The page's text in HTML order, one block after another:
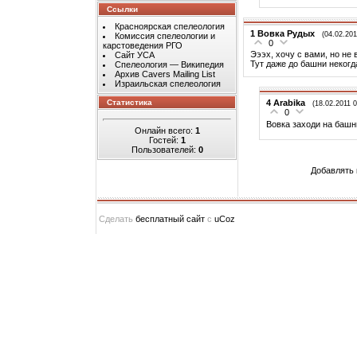
Ссылки
Красноярская спелеология
Комиссия спелеологии и
карстоведения РГО
Сайт УСА
Спелеология — Википедия
Архив Cavers Mailing List
Израильская спелеология
Статистика
Онлайн всего: 1
Гостей: 1
Пользователей: 0
1 Вовка Рудых
0
Эээх, хочу с вами, но не
Тут даже до башни
4 Arabika (18.02.2011
0
Вовка заходи на
Добавлять
Сделать бесплатный сайт с uCoz